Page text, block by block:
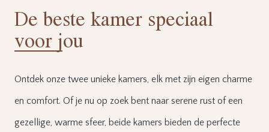
De beste kamer speciaal
voor jou
Ontdek onze twee unieke kamers, elk met zijn eigen charme
en comfort. Of je nu op zoek bent naar serene rust of een
gezellige, warme sfeer, beide kamers bieden de perfecte